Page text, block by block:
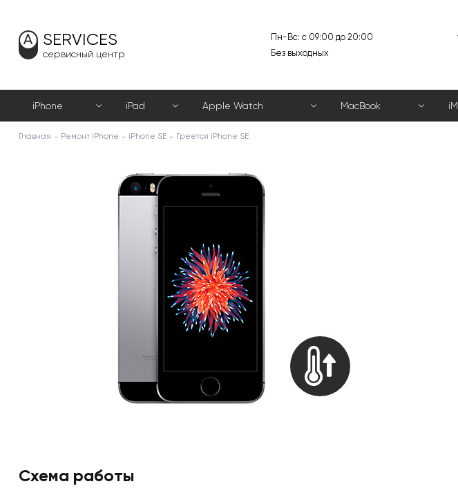
SERVICES
сервисный центр
Пн-Вс: с 09:00 до 20:00
Без выходных
iPhone iPad Apple Watch MacBook
Главная Ремонт iPhone iPhone SE Греется iPhone SE
Схема работы